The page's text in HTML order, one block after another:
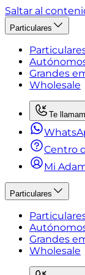
Saltar al
Particulares
Grandes
Wholesale
Te
Centro
Mi
Particulares
Grandes
Wholesale